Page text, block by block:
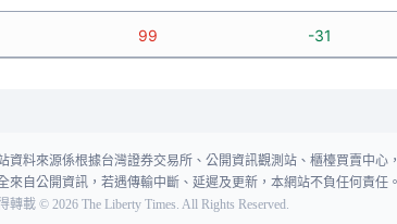
99 -31
資料來源係根據台灣證券交易所、公開資訊觀測站、櫃檯買賣中
來自公開資訊，若遇傳輸中斷、延遲及更新，本網站不負任何責
轉載 © 2026 The Liberty Times. All Rights Reserved.